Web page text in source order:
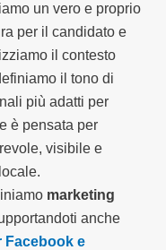
un vero e proprio
per il candidato e
il contesto
il tono di
più adatti per
è pensata per
visibile e
marketing
anche
Facebook e